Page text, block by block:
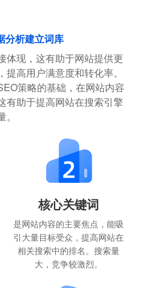
分析建立词库
体现，这有助于网站提供更
高用户满意度和转化率。
策略的基础，在网站内容
有助于提高网站在搜索引擎
核心关键词
是网站内容的主要焦点，能吸
引大量目标受众，提高网站在
相关搜索中的排名。搜索量
大，竞争较激烈。